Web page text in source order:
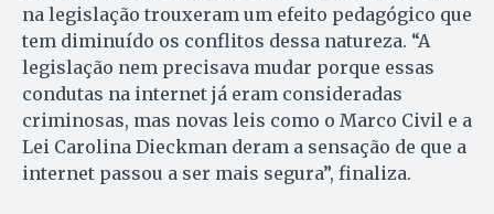
na legislação trouxeram um efeito pedagógico que
tem diminuído os conflitos dessa natureza. “A
legislação nem precisava mudar porque essas
condutas na internet já eram consideradas
criminosas, mas novas leis como o Marco Civil e a
Lei Carolina Dieckman deram a sensação de que a
internet passou a ser mais segura”, finaliza.